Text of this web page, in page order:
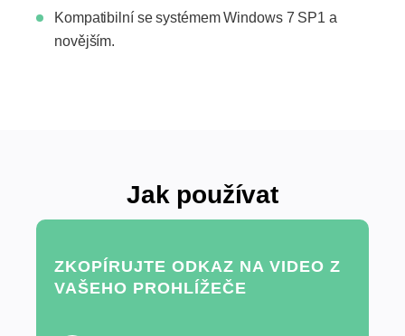
Kompatibilní se systémem Windows 7 SP1 a
novějším.
Jak používat
ZKOPÍRUJTE ODKAZ NA VIDEO Z
VAŠEHO PROHLÍŽEČE